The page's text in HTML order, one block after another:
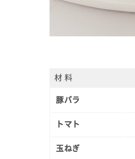
材 料
豚バラ
トマト
玉ねぎ